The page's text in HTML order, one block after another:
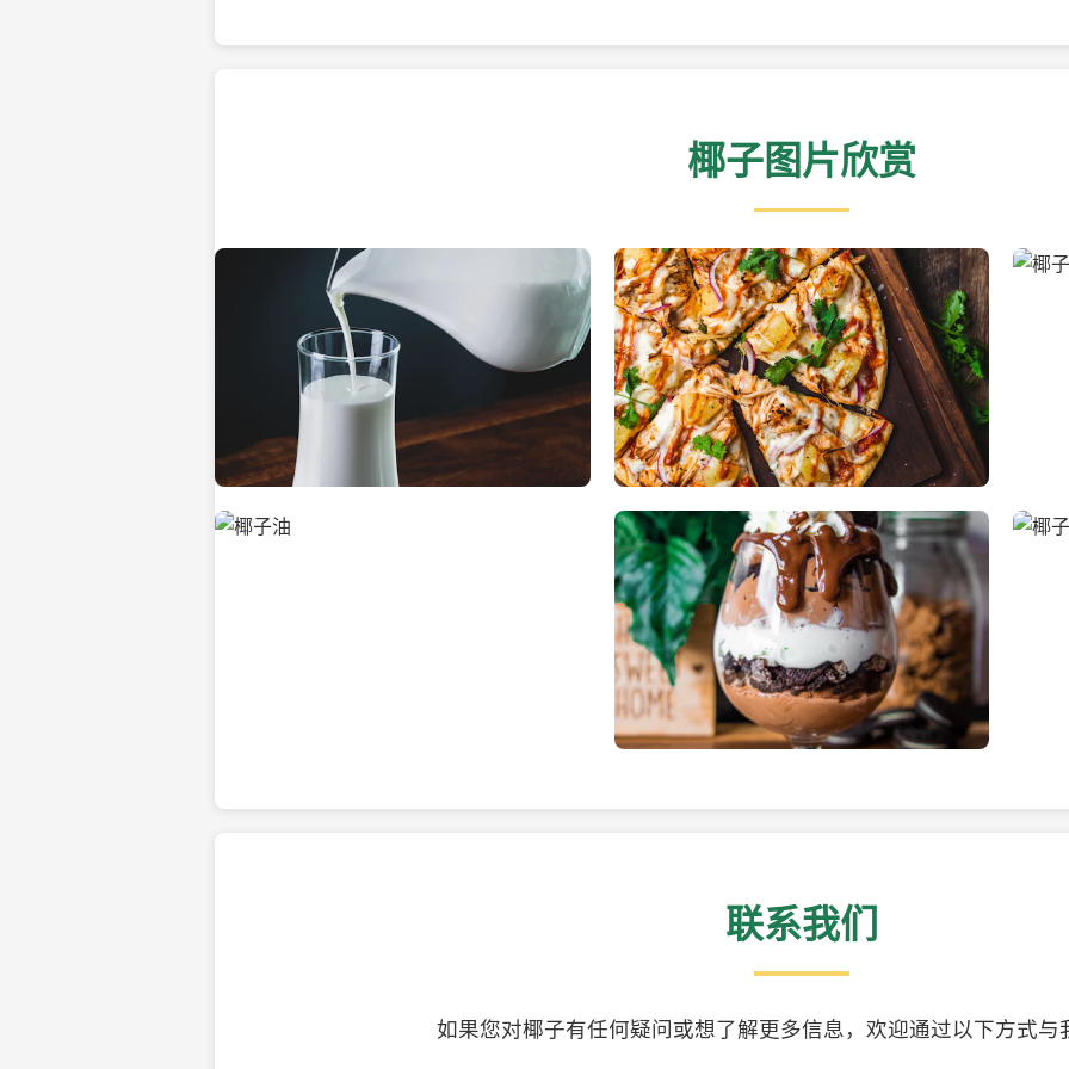
椰子图片欣赏
热带海滩上的椰子树 新鲜采摘的椰子 清凉
联系我们
如果您对椰子有任何疑问或想了解更多信息，欢迎通过以下方式与